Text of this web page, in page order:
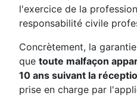
l'exercice de la
responsabilité civile
Concrètement, la
que toute malfaçon
10 ans suivant la
prise en charge par